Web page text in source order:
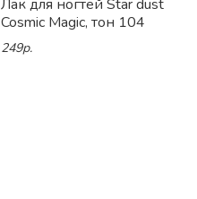
Лак для ногтей Star dust
Cosmic Magic, тон 104
249р.